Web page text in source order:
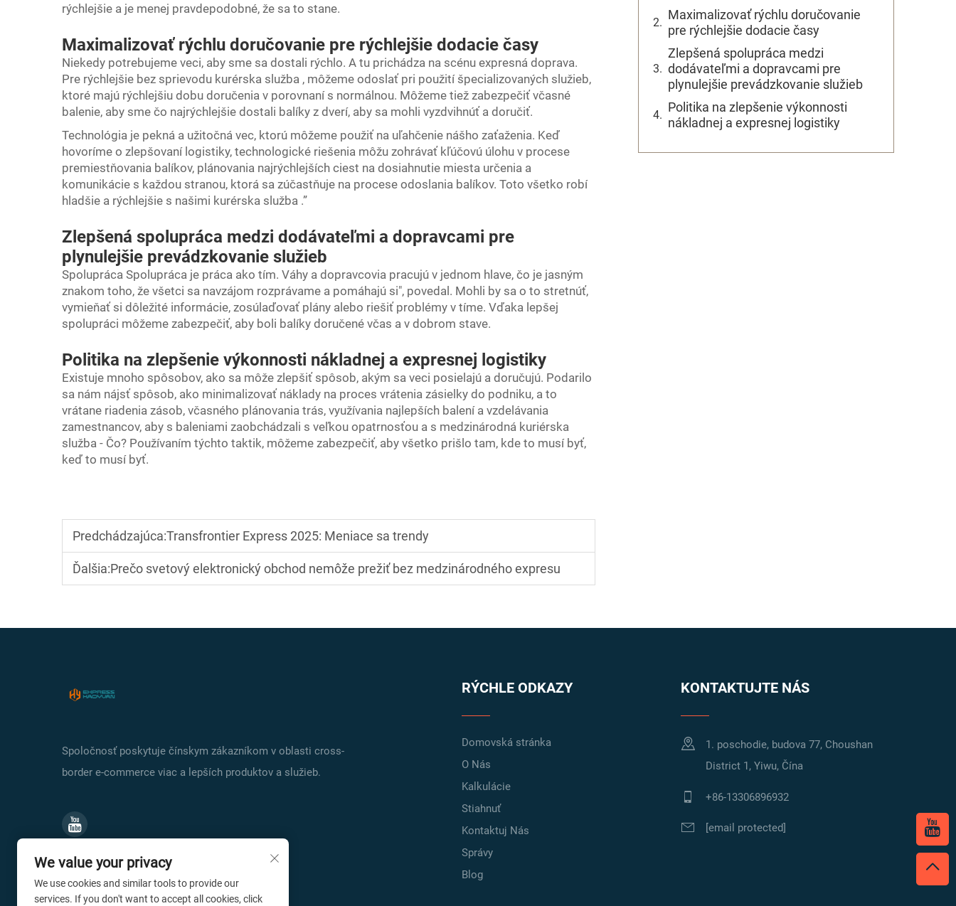
rýchlejšie a je menej pravdepodobné, že sa to stane.
Maximalizovať rýchlu doručovanie pre rýchlejšie dodacie časy
Niekedy potrebujeme veci, aby sme sa dostali rýchlo. A tu prichádza na scénu expresná doprava.
Pre rýchlejšie bez sprievodu kurérska služba , môžeme odoslať pri použití špecializovaných služieb,
ktoré majú rýchlejšiu dobu doručenia v porovnaní s normálnou. Môžeme tiež zabezpečiť včasné
balenie, aby sme čo najrýchlejšie dostali balíky z dverí, aby sa mohli vyzdvihnúť a doručiť.
Technológia je pekná a užitočná vec, ktorú môžeme použiť na uľahčenie nášho zaťaženia. Keď
hovoríme o zlepšovaní logistiky, technologické riešenia môžu zohrávať kľúčovú úlohu v procese
premiestňovania balíkov, plánovania najrýchlejších ciest na dosiahnutie miesta určenia a
komunikácie s každou stranou, ktorá sa zúčastňuje na procese odoslania balíkov. Toto všetko robí
hladšie a rýchlejšie s našimi kurérska služba .”
Zlepšená spolupráca medzi dodávateľmi a dopravcami pre
plynulejšie prevádzkovanie služieb
Spolupráca Spolupráca je práca ako tím. Váhy a dopravcovia pracujú v jednom hlave, čo je jasným
znakom toho, že všetci sa navzájom rozprávame a pomáhajú si", povedal. Mohli by sa o to stretnúť,
vymieňať si dôležité informácie, zosúlaďovať plány alebo riešiť problémy v tíme. Vďaka lepšej
spolupráci môžeme zabezpečiť, aby boli balíky doručené včas a v dobrom stave.
Politika na zlepšenie výkonnosti nákladnej a expresnej logistiky
Existuje mnoho spôsobov, ako sa môže zlepšiť spôsob, akým sa veci posielajú a doručujú. Podarilo
sa nám nájsť spôsob, ako minimalizovať náklady na proces vrátenia zásielky do podniku, a to
vrátane riadenia zásob, včasného plánovania trás, využívania najlepších balení a vzdelávania
zamestnancov, aby s baleniami zaobchádzali s veľkou opatrnosťou a s medzinárodná kuriérska
služba - Čo? Používaním týchto taktik, môžeme zabezpečiť, aby všetko prišlo tam, kde to musí byť,
keď to musí byť.
Predchádzajúca:Transfrontier Express 2025: Meniace sa trendy
Ďalšia:Prečo svetový elektronický obchod nemôže prežiť bez medzinárodného expresu
Maximalizovať rýchlu doručovanie
pre rýchlejšie dodacie časy
Zlepšená spolupráca medzi
dodávateľmi a dopravcami pre
plynulejšie prevádzkovanie služieb
Politika na zlepšenie výkonnosti
nákladnej a expresnej logistiky
Spoločnosť poskytuje čínskym zákazníkom v oblasti cross-
border e-commerce viac a lepších produktov a služieb.
RÝCHLE ODKAZY
Domovská stránka
O Nás
Kalkulácie
Stiahnuť
Kontaktuj Nás
Správy
Blog
KONTAKTUJTE NÁS
1. poschodie, budova 77, Choushan
District 1, Yiwu, Čína
+86-13306896932
[email protected]
We value your privacy
We use cookies and similar tools to provide our
services. If you don't want to accept all cookies, click